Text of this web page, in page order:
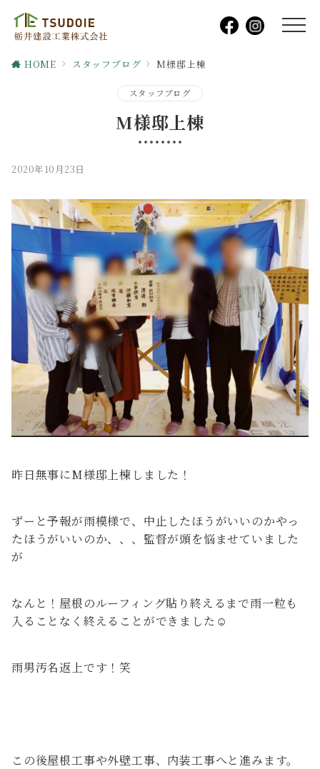
HOME スタッフブログ M様邸上棟
スタッフブログ
M様邸上棟
2020年10月23日
昨日無事にM様邸上棟しました！
ずーと予報が雨模様で、中止したほうがいいのかやっ
たほうがいいのか、、、監督が頭を悩ませていました
が
なんと！屋根のルーフィング貼り終えるまで雨一粒も
入ることなく終えることができました☺
雨男汚名返上です！笑
この後屋根工事や外壁工事、内装工事へと進みます。